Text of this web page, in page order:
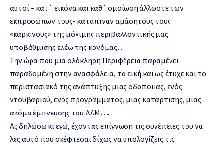
αυτοί – κατ΄ εικόνα και καθ΄ ομοίωση άλλωστε των
εκπροσώπων τους- κατάπιναν αμάσητους τους
«καρκίνους» της μόνιμης περιβαλλοντικής μας
υποβάθμισης ελέω της κονόμας…
Την ώρα που μια ολόκληρη Περιφέρεια παραμένει
παραδομένη στην ανασφάλεια, το εική και ως έτυχε και το
περιστασιακό της ανάπτυξης μιας οδοποιίας, ενός
ντουβαριού, ενός προγράμματος, μιας κατάρτισης, μιας
ακόμα έμπνευσης του ΔΑΜ….
Ας δηλώσω κι εγώ, έχοντας επίγνωση τις συνέπειες του να
λες αυτό που σκέφτεσαι δίχως να υπολογίζεις τις